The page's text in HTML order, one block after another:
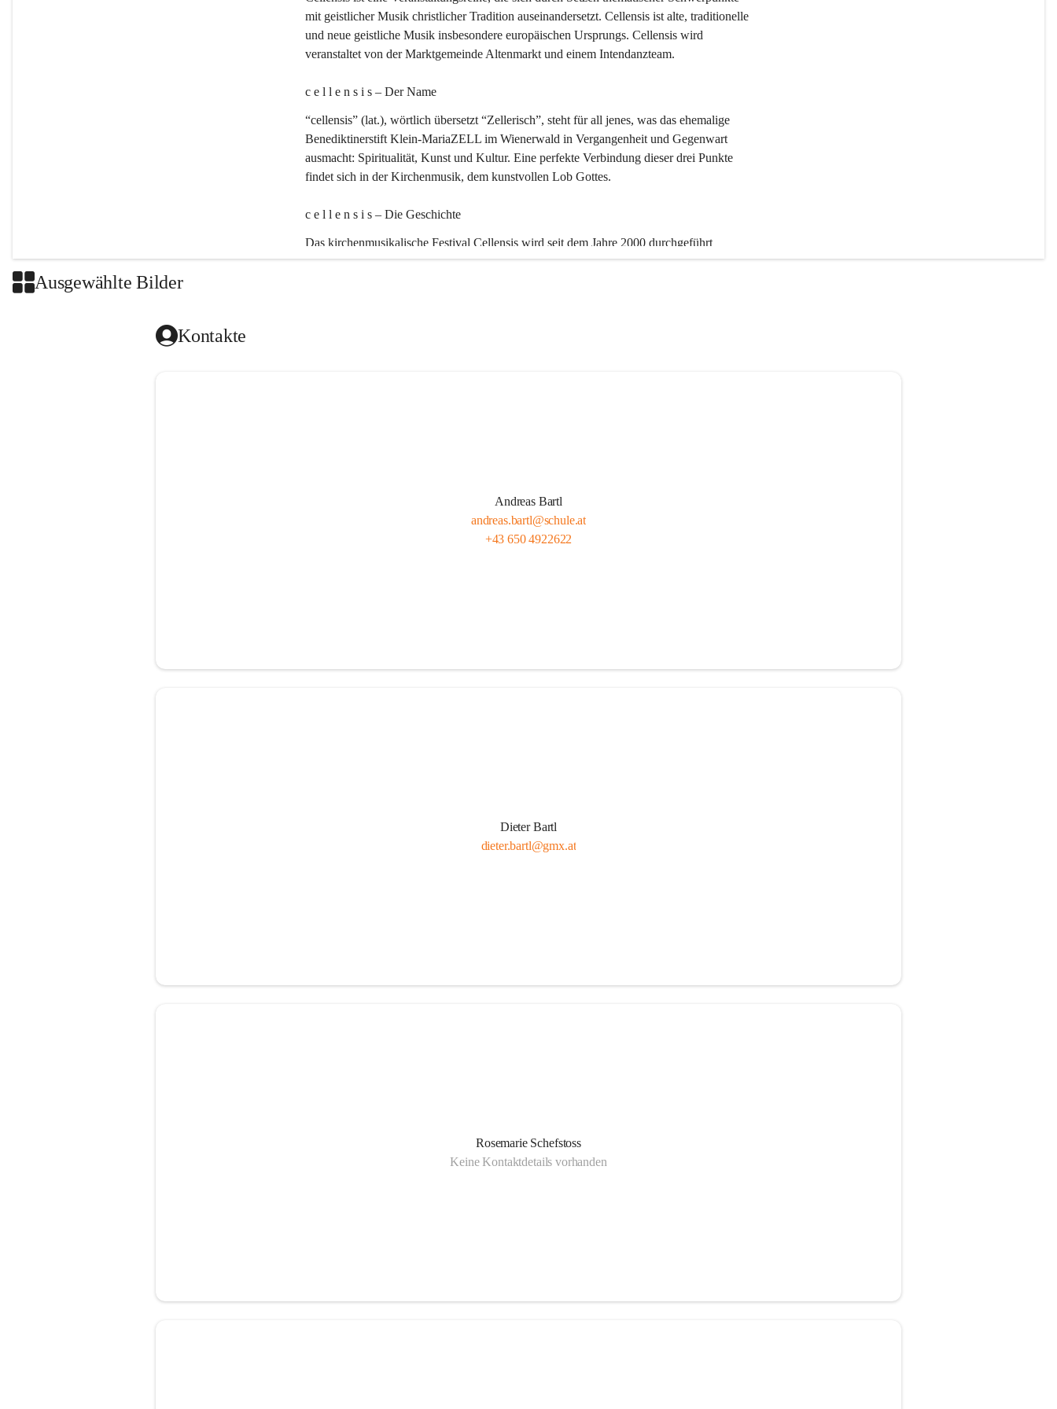
mit geistlicher Musik christlicher Tradition auseinandersetzt. Cellensis ist alte, traditionelle
und neue geistliche Musik insbesondere europäischen Ursprungs. Cellensis wird
veranstaltet von der Marktgemeinde Altenmarkt und einem Intendanzteam.
c e l l e n s i s – Der Name
“cellensis” (lat.), wörtlich übersetzt “Zellerisch”, steht für all jenes, was das ehemalige
Benediktinerstift Klein-MariaZELL im Wienerwald in Vergangenheit und Gegenwart
ausmacht: Spiritualität, Kunst und Kultur. Eine perfekte Verbindung dieser drei Punkte
findet sich in der Kirchenmusik, dem kunstvollen Lob Gottes.
c e l l e n s i s – Die Geschichte
Das kirchenmusikalische Festival Cellensis wird seit dem Jahre 2000 durchgeführt
Ausgewählte Bilder
Kontakte
Andreas Bartl
andreas.bartl@schule.at
+43 650 4922622
Dieter Bartl
dieter.bartl@gmx.at
Rosemarie Schefstoss
Keine Kontaktdetails vorhanden